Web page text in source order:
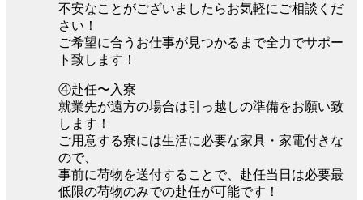
不安なことがございましたらお気軽にご相談くだ
さい！
ご希望に合うお仕事が見つかるまで全力でサポー
ト致します！
④赴任〜入寮
就業先が遠方の場合は引っ越しの準備をお願い致
します！
ご用意する寮には生活に必要な家具・家電付きな
ので、
事前に荷物を送付することで、赴任当日は必要最
低限の荷物のみでの赴任が可能です！